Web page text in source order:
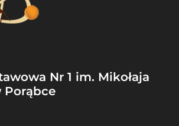
Nr 1 im. Mikołaja
Porąbce